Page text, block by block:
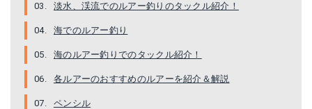
淡水、渓流でのルアー釣りのタックル紹介！
海でのルアー釣り
海のルアー釣りでのタックル紹介！
各ルアーのおすすめのルアーを紹介＆解説
ペンシル
Amazonで詳細を見る